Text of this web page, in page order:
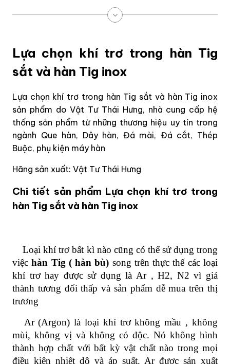
Lựa chọn khí trơ trong hàn Tig
sắt và hàn Tig inox
Lựa chọn khí trơ trong hàn Tig sắt và hàn Tig inox
sản phẩm do Vật Tư Thái Hưng, nhà cung cấp hệ
thống sản phẩm từ những thương hiệu uy tín trong
ngành Que hàn, Dây hàn, Đá mài, Đá cắt, Thép
Buộc, phụ kiện máy hàn
Hãng sản xuất: Vật Tư Thái Hưng
Chi tiết sản phẩm Lựa chọn khí trơ trong
hàn Tig sắt và hàn Tig inox
Loại khí trơ bất kì nào cũng có thể sử dụng trong
việchàn Tig ( hàn bù) song trên thực thế các loại
khí trơ hay được sử dụng là Ar , H2, N2 vì giá
thành tương đối thấp và sản phẩm dễ mua trên thị
trương
Ar (Argon) là loại khí trơ không mầu , không
mùi, không vị và không có độc. Nó không hình
thành hợp chất với bất kỳ vật chất nào trong mọi
điều kiện nhiệt dộ và áp suất. Ar được sản xuất